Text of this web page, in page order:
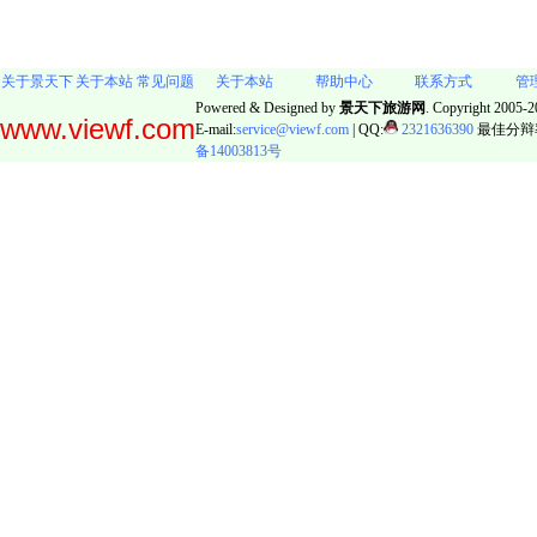
关于景天下 关于本站 常见问题 关于本站 帮助中心 联系方式 管
www.viewf.com
Powered & Designed by 景天下旅游网 . Copyright 2005-
E-mail:service@viewf.com | QQ: 2321636390 最佳分
备14003813号